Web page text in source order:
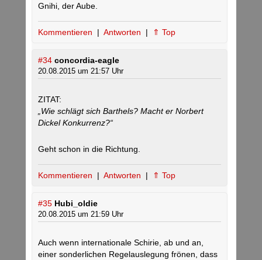
Gnihi, der Aube.
Kommentieren | Antworten | ⇑ Top
#34 concordia-eagle
20.08.2015 um 21:57 Uhr
ZITAT:
„Wie schlägt sich Barthels? Macht er Norbert
Dickel Konkurrenz?“
Geht schon in die Richtung.
Kommentieren | Antworten | ⇑ Top
#35 Hubi_oldie
20.08.2015 um 21:59 Uhr
Auch wenn internationale Schirie, ab und an,
einer sonderlichen Regelauslegung frönen, dass